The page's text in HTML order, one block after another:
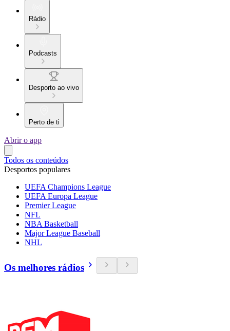
Rádio
Podcasts
Desporto ao vivo
Perto de ti
Abrir o app
Todos os conteúdos
Desportos populares
UEFA Champions League
UEFA Europa League
Premier League
NFL
NBA Basketball
Major League Baseball
NHL
Os melhores rádios